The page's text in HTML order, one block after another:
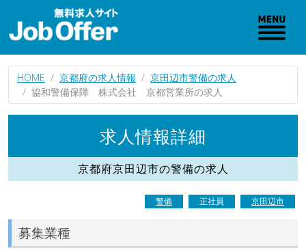
HOME 京都府の求人情報
京田辺市警備の求人
協和警備保障 株式会社 京都営業所の求人
求人情報詳細
京都府京田辺市の警備の求人
警備 正社員 京田辺市
募集業種